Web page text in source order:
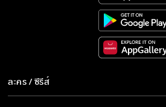
ละคร / ซีรีส์
ละคร/ซีรีส์